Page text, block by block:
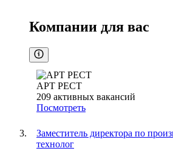
Компании для вас
АРТ РЕСТ
209 активных вакансий
Посмотреть
Заместитель директора по
технолог